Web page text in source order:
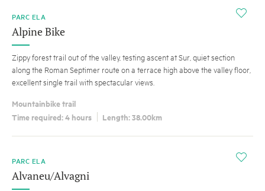
i
PARC ELA
Alpine Bike
Zippy forest trail out of the valley, testing ascent at Sur, quiet section
along the Roman Septimer route on a terrace high above the valley floor,
excellent single trail with spectacular views.
Mountainbike trail
Time required: 4 hours
Length: 38.00km
i
PARC ELA
Alvaneu/Alvagni